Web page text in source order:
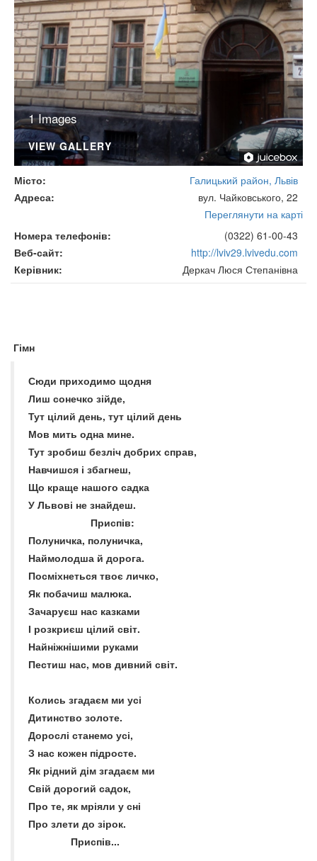
1 Images
VIEW GALLERY
Місто
Галицький район, Львів
Адреса
вул. Чайковського, 22
Переглянути на карті
Номера телефонів
(0322) 61-00-43
Веб-сайт
http://lviv29.lvivedu.com
Керівник
Деркач Люся Степанівна
Гімн
Сюди приходимо щодня
Лиш сонечко зійде,
Тут цілий день, тут цілий день
Мов мить одна мине.
Тут зробиш безліч добрих справ,
Навчишся і збагнеш,
Що краще нашого садка
У Львові не знайдеш.
Приспів:
Полуничка, полуничка,
Наймолодша й дорога.
Посміхнеться твоє личко,
Як побачиш малюка.
Зачаруєш нас казками
І розкриєш цілий світ.
Найніжнішими руками
Пестиш нас, мов дивний світ.
Колись згадаєм ми усі
Дитинство золоте.
Дорослі станемо усі,
З нас кожен підросте.
Як рідний дім згадаєм ми
Свій дорогий садок,
Про те, як мріяли у сні
Про злети до зірок.
Приспів...